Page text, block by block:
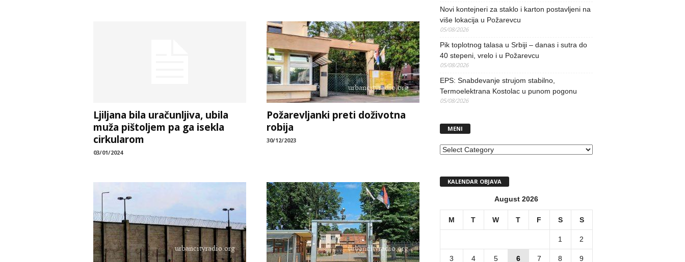
Ljiljana bila uračunljiva, ubila
muža pištoljem pa ga isekla
cirkularom
03/01/2024
Požarevljanki preti doživotna
robija
30/12/2023
Novi kontejneri za staklo i karton postavljeni na
više lokacija u Požarevcu
05/08/2026
Pik toplotnog talasa u Srbiji – danas i sutra do
40 stepeni, vrelo i u Požarevcu
05/08/2026
EPS: Snabdevanje strujom stabilno,
Termoelektrana Kostolac u punom pogonu
05/08/2026
MENI
MENI
KALENDAR OBJAVA
August 2026
M T W T F S S
1 2
3 4 5 6 7 8 9